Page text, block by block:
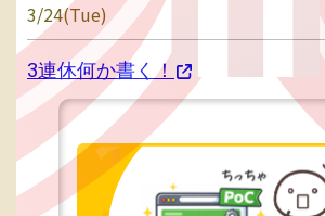
3/24(Tue)
3連休何か書く！